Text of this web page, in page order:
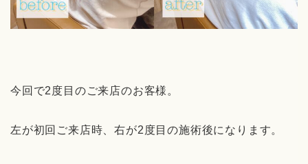
今回で2度目のご来店のお客様。
左が初回ご来店時、右が2度目の施術後になります。